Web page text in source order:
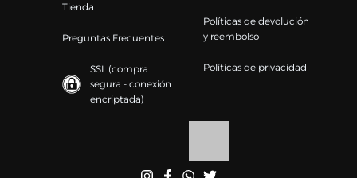
Tienda
Preguntas Frecuentes
SSL (compra
segura - conexión
encriptada)
Políticas de devolución
y reembolso
Políticas de privacidad